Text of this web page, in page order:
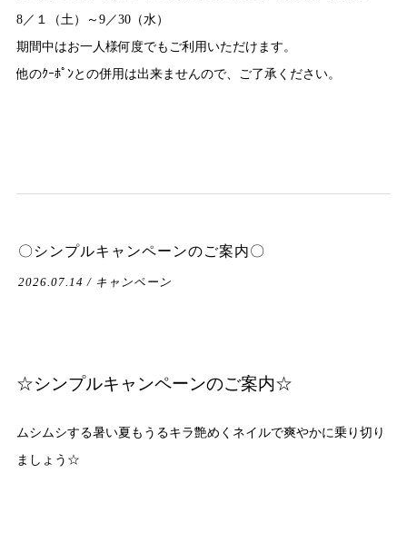
8／１（土）～9／30（水）
期間中はお一人様何度でもご利用いただけます。
他のｸｰﾎﾟﾝとの併用は出来ませんので、ご了承ください。
〇シンプルキャンペーンのご案内〇
2026.07.14 / キャンペーン
☆シンプルキャンペーンのご案内☆
ムシムシする暑い夏もうるキラ艶めくネイルで爽やかに乗り切り
ましょう☆